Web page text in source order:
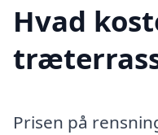
Hvad
Prisen på